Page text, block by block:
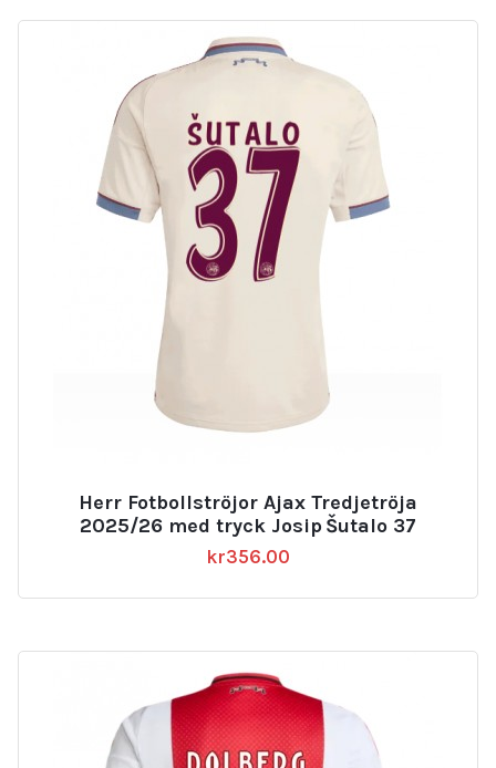
Herr Fotbollströjor Ajax Tredjetröja
2025/26 med tryck Josip Šutalo 37
kr356.00